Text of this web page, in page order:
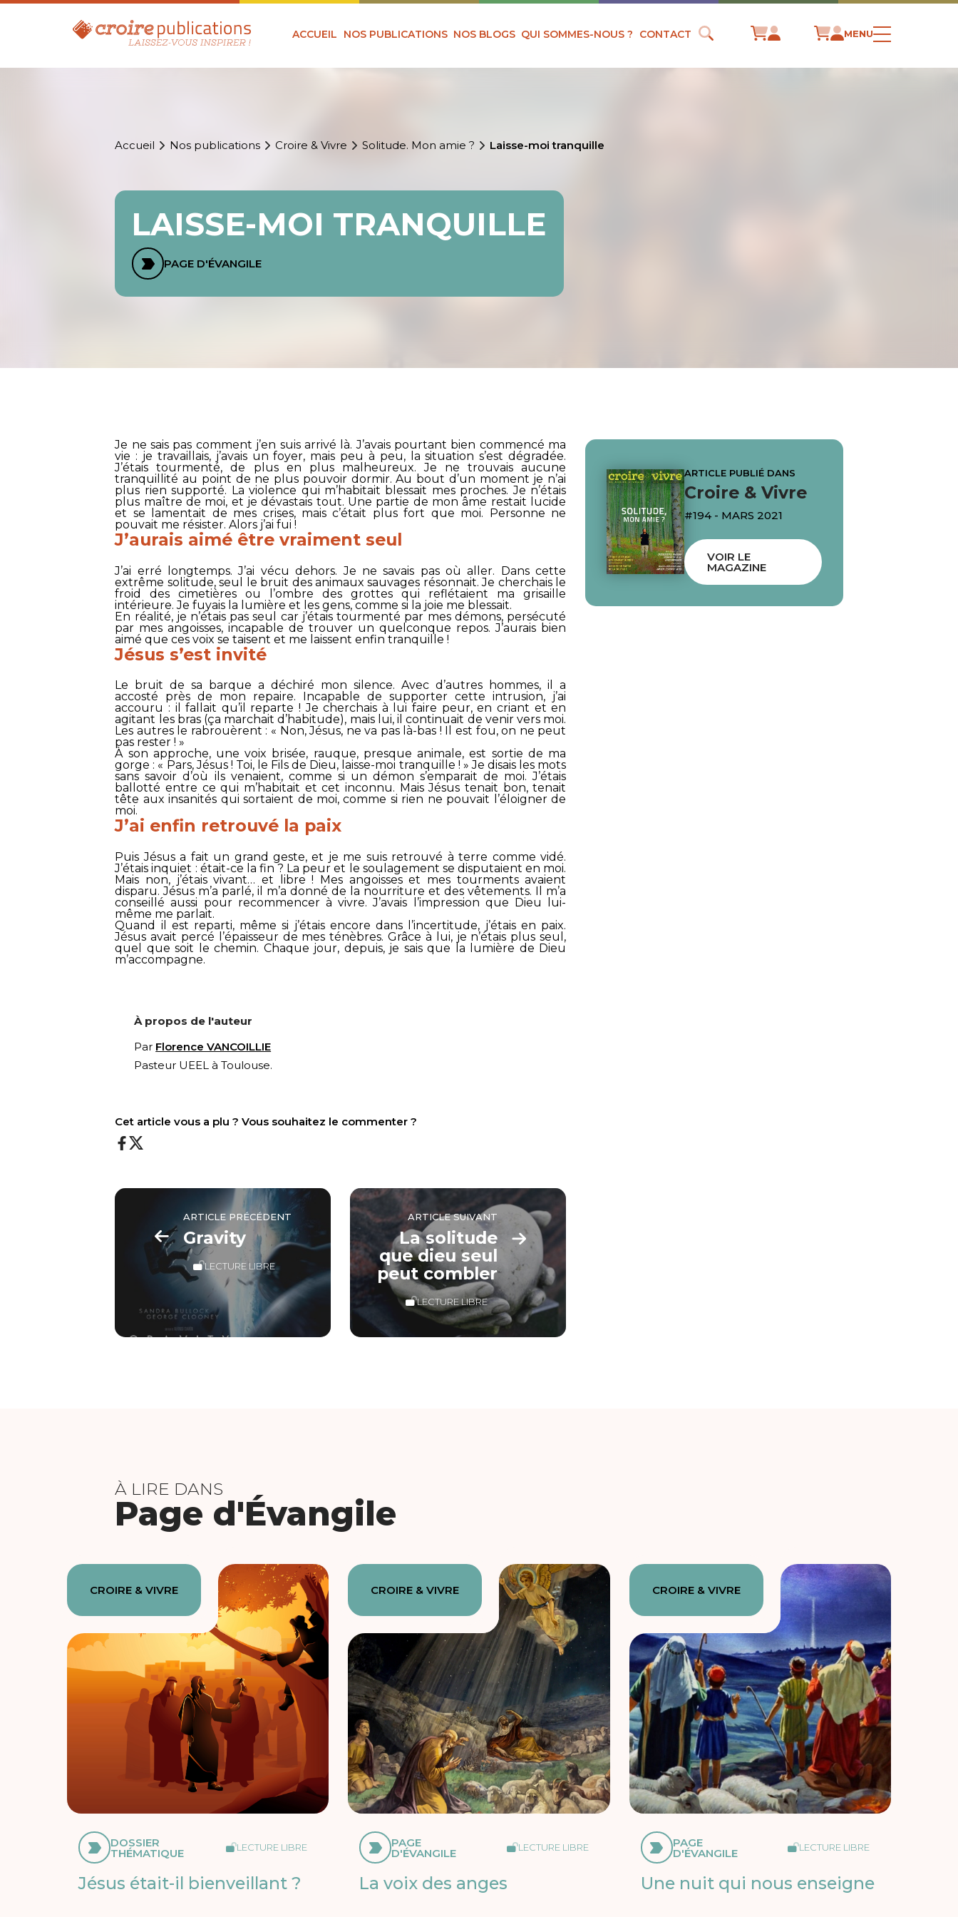
ACCUEIL NOS PUBLICATIONS NOS BLOGS QUI SOMMES-NOUS ? CONTACT MENU
Accueil Nos publications Croire & Vivre Solitude. Mon amie ? Laisse-moi tranquille
LAISSE-MOI TRANQUILLE
PAGE D'ÉVANGILE
Je ne sais pas comment j’en suis arrivé là. J’avais pourtant bien commencé ma
vie : je travaillais, j’avais un foyer, mais peu à peu, la situation s’est dégradée.
J’étais tourmenté, de plus en plus malheureux. Je ne trouvais aucune
tranquillité au point de ne plus pouvoir dormir. Au bout d’un moment je n’ai
plus rien supporté. La violence qui m’habitait blessait mes proches. Je n’étais
plus maître de moi, et je dévastais tout. Une partie de mon âme restait lucide
et se lamentait de mes crises, mais c’était plus fort que moi. Personne ne
pouvait me résister. Alors j’ai fui !
J’aurais aimé être vraiment seul
J’ai erré longtemps. J’ai vécu dehors. Je ne savais pas où aller. Dans cette
extrême solitude, seul le bruit des animaux sauvages résonnait. Je cherchais le
froid des cimetières ou l’ombre des grottes qui reflétaient ma grisaille
intérieure. Je fuyais la lumière et les gens, comme si la joie me blessait.
En réalité, je n’étais pas seul car j’étais tourmenté par mes démons, persécuté
par mes angoisses, incapable de trouver un quelconque repos. J’aurais bien
aimé que ces voix se taisent et me laissent enfin tranquille !
Jésus s’est invité
Le bruit de sa barque a déchiré mon silence. Avec d’autres hommes, il a
accosté près de mon repaire. Incapable de supporter cette intrusion, j’ai
accouru : il fallait qu’il reparte ! Je cherchais à lui faire peur, en criant et en
agitant les bras (ça marchait d’habitude), mais lui, il continuait de venir vers moi.
Les autres le rabrouèrent : « Non, Jésus, ne va pas là-bas ! Il est fou, on ne peut
pas rester ! »
À son approche, une voix brisée, rauque, presque animale, est sortie de ma
gorge : « Pars, Jésus ! Toi, le Fils de Dieu, laisse-moi tranquille ! » Je disais les mots
sans savoir d’où ils venaient, comme si un démon s’emparait de moi. J’étais
ballotté entre ce qui m’habitait et cet inconnu. Mais Jésus tenait bon, tenait
tête aux insanités qui sortaient de moi, comme si rien ne pouvait l’éloigner de
moi.
J’ai enfin retrouvé la paix
Puis Jésus a fait un grand geste, et je me suis retrouvé à terre comme vidé.
J’étais inquiet : était-ce la fin ? La peur et le soulagement se disputaient en moi.
Mais non, j’étais vivant… et libre ! Mes angoisses et mes tourments avaient
disparu. Jésus m’a parlé, il m’a donné de la nourriture et des vêtements. Il m’a
conseillé aussi pour recommencer à vivre. J’avais l’impression que Dieu lui-
même me parlait.
Quand il est reparti, même si j’étais encore dans l’incertitude, j’étais en paix.
Jésus avait percé l’épaisseur de mes ténèbres. Grâce à lui, je n’étais plus seul,
quel que soit le chemin. Chaque jour, depuis, je sais que la lumière de Dieu
m’accompagne.
À propos de l'auteur
Par Florence VANCOILLIE
Pasteur UEEL à Toulouse.
Cet article vous a plu ? Vous souhaitez le commenter ?
ARTICLE PRÉCÉDENT
Gravity
LECTURE LIBRE
ARTICLE SUIVANT
La solitude
que dieu seul
peut combler
LECTURE LIBRE
ARTICLE PUBLIÉ DANS
Croire & Vivre
#194 - MARS 2021
VOIR LE
MAGAZINE
À LIRE DANS
Page d'Évangile
CROIRE & VIVRE
DOSSIER
THÉMATIQUE LECTURE LIBRE
Jésus était-il bienveillant ?
CROIRE & VIVRE
PAGE
D'ÉVANGILE LECTURE LIBRE
La voix des anges
CROIRE & VIVRE
PAGE
D'ÉVANGILE LECTURE LIBRE
Une nuit qui nous enseigne